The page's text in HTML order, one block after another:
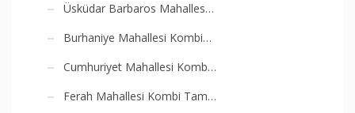
Üsküdar Barbaros Mahalles…
Burhaniye Mahallesi Kombi…
Cumhuriyet Mahallesi Komb…
Ferah Mahallesi Kombi Tam…